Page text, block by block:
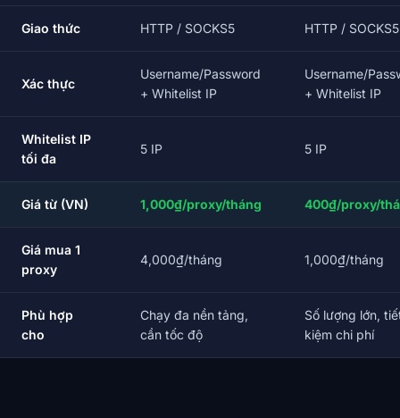
Giao thức HTTP / SOCKS5 HTTP / SOCKS5
Xác thực
Username/Password
+ Whitelist IP
Username/
+ Whitelist IP
Whitelist IP
tối đa
5 IP 5 IP
Giá từ (VN) 1,000₫/proxy/tháng 400₫/proxy/
Giá mua 1
proxy
4,000₫/tháng 1,000₫/tháng
Phù hợp
cho
Chạy đa nền tảng,
cần tốc độ
Số lượng lớn,
kiệm chi phí